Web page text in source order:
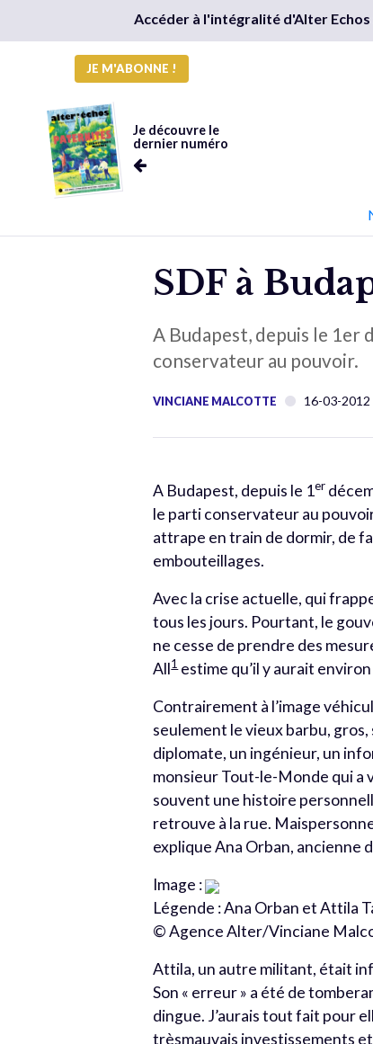
Accéder à l'intégralité d'Alter Echos
JE M'ABONNE !
Je découvre le
dernier numéro
SDF à
A Budapest, depuis le 1er
conservateur au pouvoir.
VINCIANE MALCOTTE 16-03-2012
A Budapest, depuis le 1er
le parti conservateur au
attrape en train de dormir, de
embouteillages.
Avec la crise actuelle, qui
tous les jours. Pourtant, le
ne cesse de prendre des
All1estime qu’il y aurait
Contrairement à l’image
seulement le vieux barbu,
diplomate, un ingénieur, un
monsieur Tout-le-Monde qui a
souvent une histoire
retrouve à la rue.
explique Ana Orban, ancienne
Image :
Légende : Ana Orban et Attila
© Agence Alter/Vinciane
Attila, un autre militant, était
Son « erreur » a été de
dingue. J’aurais tout fait pour
trèsmauvais investissements